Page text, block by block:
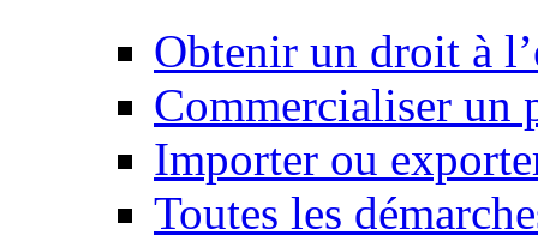
Obtenir un droit à
Commercialiser un
Importer ou
Toutes les